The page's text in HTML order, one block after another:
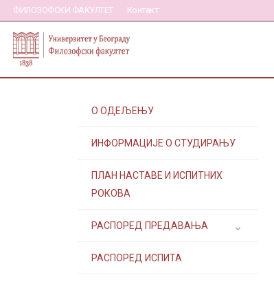
ФИЛОЗОФСКИ ФАКУЛТЕТ Контакт
О ОДЕЉЕЊУ
ИНФОРМАЦИЈЕ О СТУДИРАЊУ
ПЛАН НАСТАВЕ И ИСПИТНИХ
РОКОВА
РАСПОРЕД ПРЕДАВАЊА
РАСПОРЕД ИСПИТА